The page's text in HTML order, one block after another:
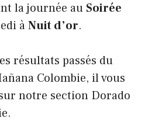
la journée au Soirée
àNuit d’or.
résultats passés du
Colombie, il vous
notre section Dorado